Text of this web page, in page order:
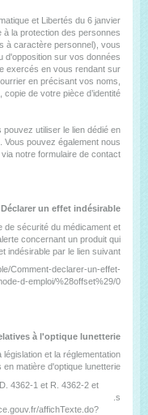
et Libertés du 6 janvier
à la protection des personnes
à caractère personnel), vous
d'opposition sur vos données
exercés en vous rendant sur
en précisant vos noms,
de votre pièce d’identité.
utiliser le lien dédié en
pouvez également nous
notre formulaire de contact
Déclarer un effet indésirable
de sécurité du médicament et
concernant un produit qui
indésirable par le lien suivant:
Comment-declarer-un-effet-
d-emploi/%28offset%29/0
à l'optique lunetterie
et la réglementation
en matière d'optique lunetterie:
4362-1 et R. 4362-2 et
s.
affichTexte.do?